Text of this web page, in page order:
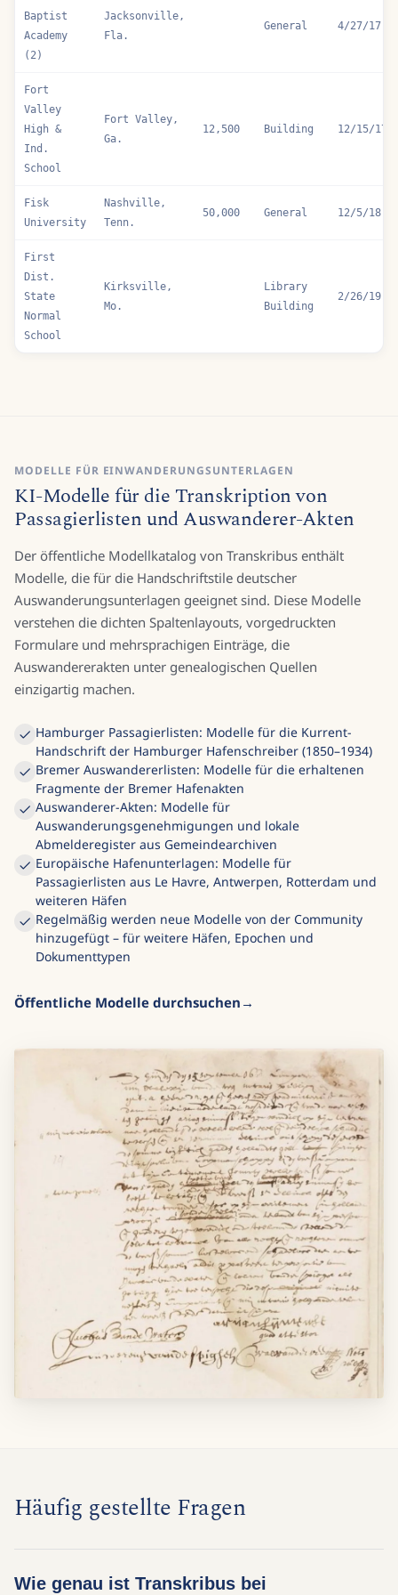
Baptist
Academy
(2)
Jacksonville,
Fla.
General 4/27/17
Fort
Valley
High &
Ind.
School
Fort Valley,
Ga.
12,500 Building 12/15/17
Fisk
University
Nashville,
Tenn.
50,000 General 12/5/18
First
Dist.
State
Normal
School
Kirksville,
Mo.
Library
Building
2/26/19
MODELLE FÜR EINWANDERUNGSUNTERLAGEN
KI-Modelle für die Transkription von
Passagierlisten und Auswanderer-Akten
Der öffentliche Modellkatalog von Transkribus enthält
Modelle, die für die Handschriftstile deutscher
Auswanderungsunterlagen geeignet sind. Diese Modelle
verstehen die dichten Spaltenlayouts, vorgedruckten
Formulare und mehrsprachigen Einträge, die
Auswandererakten unter genealogischen Quellen
einzigartig machen.
Hamburger Passagierlisten: Modelle für die Kurrent-
Handschrift der Hamburger Hafenschreiber (1850–1934)
Bremer Auswandererlisten: Modelle für die erhaltenen
Fragmente der Bremer Hafenakten
Auswanderer-Akten: Modelle für
Auswanderungsgenehmigungen und lokale
Abmelderegister aus Gemeindearchiven
Europäische Hafenunterlagen: Modelle für
Passagierlisten aus Le Havre, Antwerpen, Rotterdam und
weiteren Häfen
Regelmäßig werden neue Modelle von der Community
hinzugefügt – für weitere Häfen, Epochen und
Dokumenttypen
Öffentliche Modelle durchsuchen
Häufig gestellte Fragen
Wie genau ist Transkribus bei